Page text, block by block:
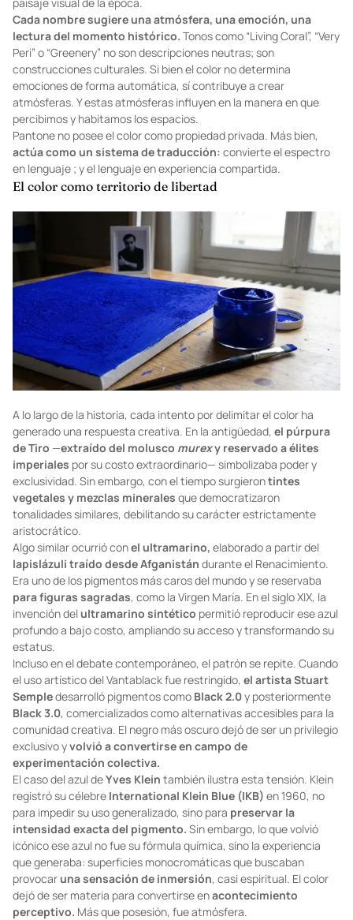
Cada nombre sugiere una atmósfera, una emoción, una
lectura del momento histórico. Tonos como “Living Coral”, “Very
Peri” o “Greenery” no son descripciones neutras; son
construcciones culturales. Si bien el color no determina
emociones de forma automática, sí contribuye a crear
atmósferas. Y estas atmósferas influyen en la manera en que
percibimos y habitamos los espacios.
Pantone no posee el color como propiedad privada. Más bien,
actúa como un sistema de traducción: convierte el espectro
en lenguaje ; y el lenguaje en experiencia compartida.
El color como territorio de libertad
A lo largo de la historia, cada intento por delimitar el color ha
generado una respuesta creativa. En la antigüedad, el púrpura
de Tiro —extraído del molusco murexy reservado a élites
imperiales por su costo extraordinario— simbolizaba poder y
exclusividad. Sin embargo, con el tiempo surgierontintes
vegetales y mezclas minerales que democratizaron
tonalidades similares, debilitando su carácter estrictamente
aristocrático.
Algo similar ocurrió conel ultramarino, elaborado a partir del
lapislázuli traído desde Afganistán durante el Renacimiento.
Era uno de los pigmentos más caros del mundo y se reservaba
para figuras sagradas, como la Virgen María. En el siglo XIX, la
invención delultramarino sintético permitió reproducir ese azul
profundo a bajo costo, ampliando su acceso y transformando su
estatus.
Incluso en el debate contemporáneo, el patrón se repite. Cuando
el uso artístico del Vantablack fue restringido, el artista Stuart
Sempledesarrolló pigmentos como Black 2.0y posteriormente
Black 3.0, comercializados como alternativas accesibles para la
comunidad creativa. El negro más oscuro dejó de ser un privilegio
exclusivo yvolvió a convertirse en campo de
experimentación colectiva.
El caso del azul deYves Klein también ilustra esta tensión. Klein
registró su célebre International Klein Blue (IKB) en 1960, no
para impedir su uso generalizado, sino para preservar la
intensidad exacta del pigmento. Sin embargo, lo que volvió
icónico ese azul no fue su fórmula química, sino la experiencia
que generaba: superficies monocromáticas que buscaban
provocaruna sensación de inmersión, casi espiritual. El color
dejó de ser materia para convertirse enacontecimiento
perceptivo. Más que posesión, fue atmósfera.